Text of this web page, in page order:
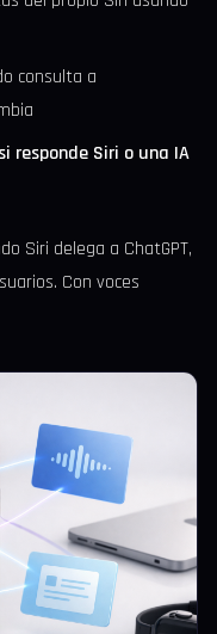
consulta a
si responde Siri o una IA
Siri delega a ChatGPT,
Con voces